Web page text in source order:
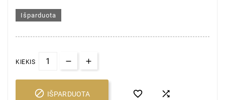
Išparduota
KIEKIS
 IŠPARDUOTA  